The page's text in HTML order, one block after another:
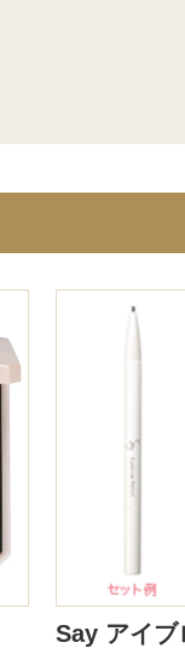
Say アイブ